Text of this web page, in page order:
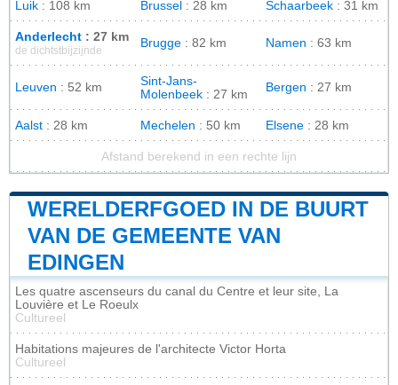
Luik : 108 km Brussel : 28 km Schaarbeek : 31 km
Anderlecht : 27 km
de dichtstbijzijnde
Brugge : 82 km Namen : 63 km
Leuven : 52 km
Sint-Jans-
Molenbeek : 27 km
Bergen : 27 km
Aalst : 28 km Mechelen : 50 km Elsene : 28 km
Afstand berekend in een rechte lijn
WERELDERFGOED IN DE BUURT
VAN DE GEMEENTE VAN
EDINGEN
Les quatre ascenseurs du canal du Centre et leur site, La
Louvière et Le Roeulx
Cultureel
Habitations majeures de l'architecte Victor Horta
Cultureel